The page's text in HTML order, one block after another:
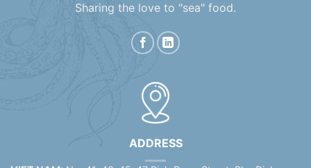
Sharing the love to "sea" food.
ADDRESS